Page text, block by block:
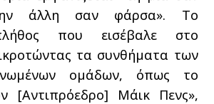
άλλη σαν φάρσα». Το
που εισέβαλε στο
τα συνθήματα των
ομάδων, όπως το
[Αντιπρόεδρο] Μάικ Πενς»,